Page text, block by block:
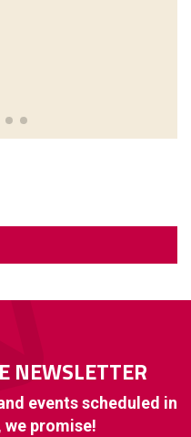
NEWSLETTER
events scheduled in
we promise!